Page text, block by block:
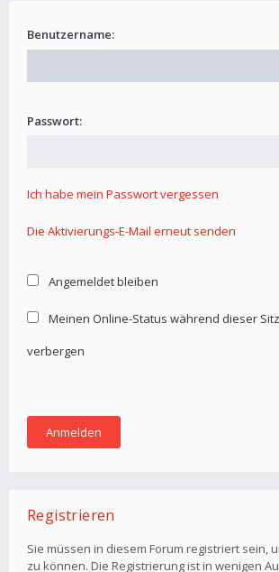
Benutzername:
Passwort:
Ich habe mein Passwort vergessen
Die Aktivierungs-E-Mail erneut senden
Angemeldet bleiben
Meinen Online-Status während dieser
verbergen
Registrieren
Sie müssen in diesem Forum registriert sein,
zu können. Die Registrierung ist in wenigen